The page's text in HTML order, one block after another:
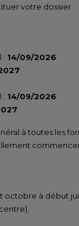
votre dossier.
: 14/09/2026
: 14/09/2026
à toutes les
commencer
à début